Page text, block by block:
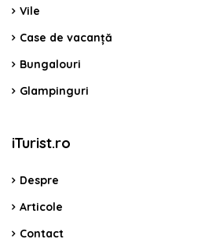
Vile
Case de vacanță
Bungalouri
Glampinguri
iTurist.ro
Despre
Articole
Contact